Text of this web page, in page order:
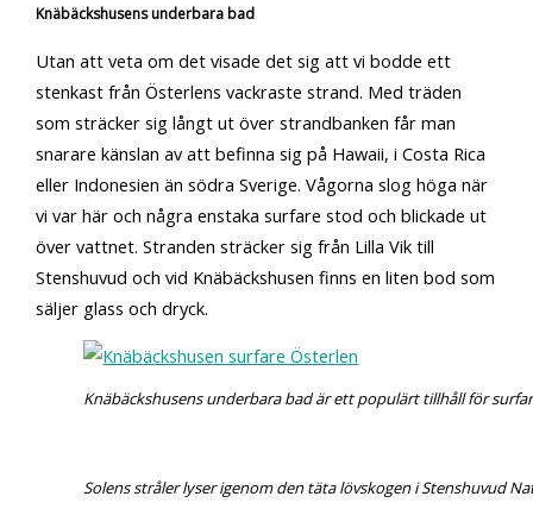
Knäbäckshusens underbara bad
Utan att veta om det visade det sig att vi bodde ett
stenkast från Österlens vackraste strand. Med träden
som sträcker sig långt ut över strandbanken får man
snarare känslan av att befinna sig på Hawaii, i Costa Rica
eller Indonesien än södra Sverige. Vågorna slog höga när
vi var här och några enstaka surfare stod och blickade ut
över vattnet. Stranden sträcker sig från Lilla Vik till
Stenshuvud och vid Knäbäckshusen finns en liten bod som
säljer glass och dryck.
Knäbäckshusens underbara bad är ett populärt tillhåll för
Solens stråler lyser igenom den täta lövskogen i Stenshuvud